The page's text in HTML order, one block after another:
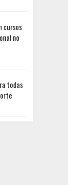
cursos
no
todas